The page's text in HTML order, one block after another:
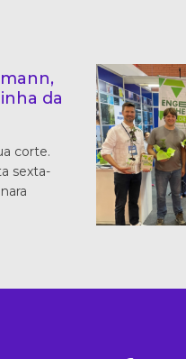
da
corte.
sexta-